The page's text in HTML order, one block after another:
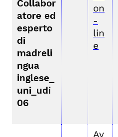
Collabor
atore ed
esperto
di
madreli
ngua
inglese_
uni_udi
06
on
-
lin
e
Av